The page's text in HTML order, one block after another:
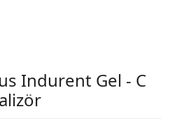
Indurent Gel - C